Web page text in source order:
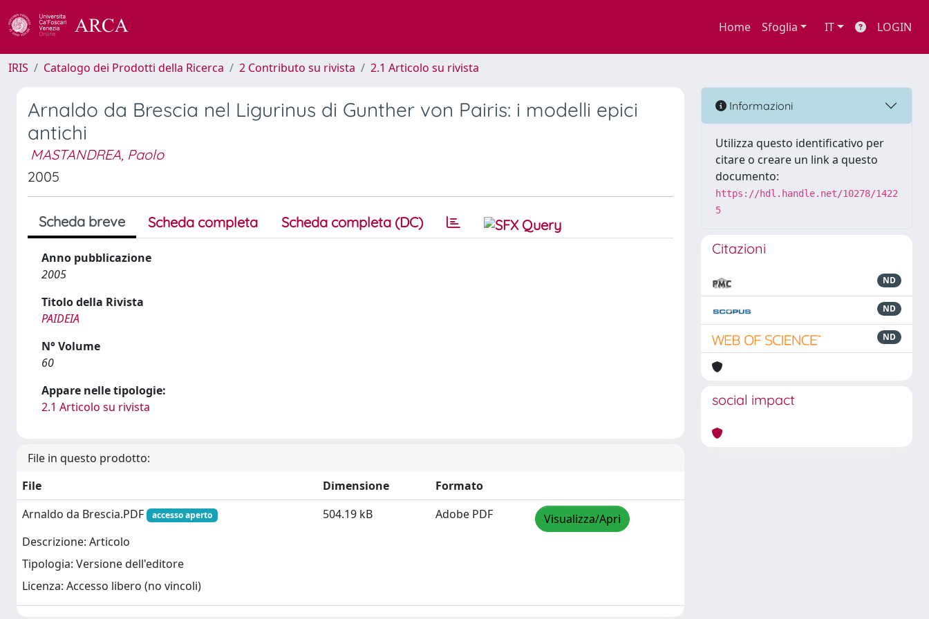
Home Sfoglia IT LOGIN
IRIS Catalogo dei Prodotti della Ricerca 2 Contributo su rivista 2.1 Articolo su rivista
Arnaldo da Brescia nel Ligurinus di Gunther von Pairis: i modelli epici
antichi
MASTANDREA, Paolo
2005
Scheda breve Scheda completa Scheda completa (DC)
Anno pubblicazione
2005
Titolo della Rivista
PAIDEIA
N° Volume
60
Appare nelle tipologie:
2.1 Articolo su rivista
File in questo prodotto:
File
Dimensione
Formato
Arnaldo da Brescia.PDF
accesso aperto
Descrizione: Articolo
Tipologia: Versione dell'editore
Licenza: Accesso libero (no vincoli)
504.19 kB Adobe PDF Visualizza/Apri
Informazioni
Utilizza questo identificativo per
citare o creare un link a questo
documento:
https://hdl.handle.net/10278/1422
5
Citazioni
ND
ND
ND
social impact